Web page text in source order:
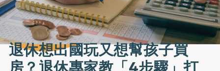
退休想出國玩又想幫孩子買